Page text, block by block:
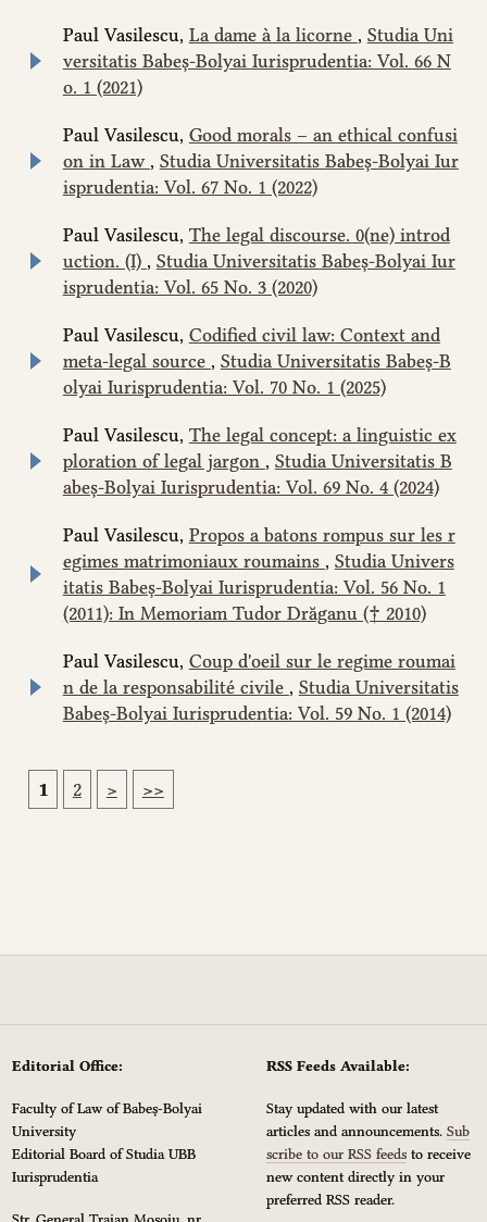
Paul Vasilescu, La dame à la licorne , Studia Uni
versitatis Babeș-Bolyai Iurisprudentia: Vol. 66 N
o. 1 (2021)
Paul Vasilescu, Good morals – an ethical confusi
on in Law , Studia Universitatis Babeș-Bolyai Iur
isprudentia: Vol. 67 No. 1 (2022)
Paul Vasilescu, The legal discourse. 0(ne) introd
uction. (I) , Studia Universitatis Babeș-Bolyai Iur
isprudentia: Vol. 65 No. 3 (2020)
Paul Vasilescu, Codified civil law: Context and
meta-legal source , Studia Universitatis Babeș-B
olyai Iurisprudentia: Vol. 70 No. 1 (2025)
Paul Vasilescu, The legal concept: a linguistic ex
ploration of legal jargon , Studia Universitatis B
abeș-Bolyai Iurisprudentia: Vol. 69 No. 4 (2024)
Paul Vasilescu, Propos a batons rompus sur les r
egimes matrimoniaux roumains , Studia Univers
itatis Babeș-Bolyai Iurisprudentia: Vol. 56 No. 1
(2011): In Memoriam Tudor Drăganu († 2010)
Paul Vasilescu, Coup d'oeil sur le regime roumai
n de la responsabilité civile , Studia Universitatis
Babeș-Bolyai Iurisprudentia: Vol. 59 No. 1 (2014)
1 2 > >>
Editorial Office:
Faculty of Law of Babeș-Bolyai
University
Editorial Board of Studia UBB
Iurisprudentia
RSS Feeds Available:
Stay updated with our latest
articles and announcements.Sub
scribe to our RSS feeds to receive
new content directly in your
preferred RSS reader.